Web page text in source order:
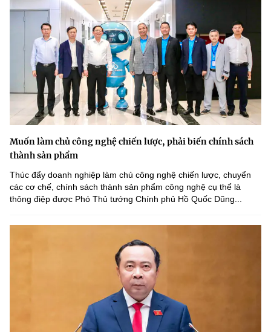
Muốn làm chủ công nghệ chiến lược, phải biến chính sách
thành sản phẩm
Thúc đẩy doanh nghiệp làm chủ công nghệ chiến lược, chuyển
các cơ chế, chính sách thành sản phẩm công nghệ cụ thể là
thông điệp được Phó Thủ tướng Chính phủ Hồ Quốc Dũng...